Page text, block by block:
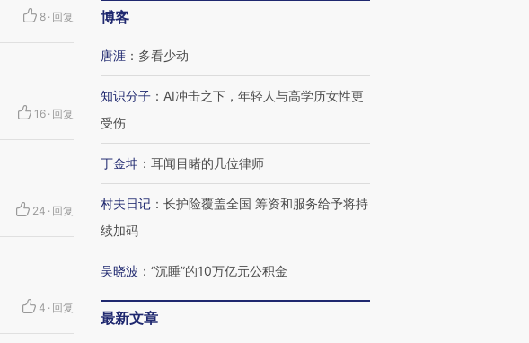
8 · 回复
16 · 回复
24 · 回复
4 · 回复
博客
唐涯 ： 多看少动
知识分子 ： AI冲击之下，年轻人与高学历女性更
受伤
丁金坤 ： 耳闻目睹的几位律师
村夫日记 ： 长护险覆盖全国 筹资和服务给予将持
续加码
吴晓波 ： “沉睡”的10万亿元公积金
最新文章